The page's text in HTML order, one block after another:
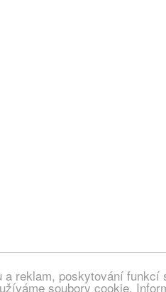
a reklam, poskytování
soubory cookie.